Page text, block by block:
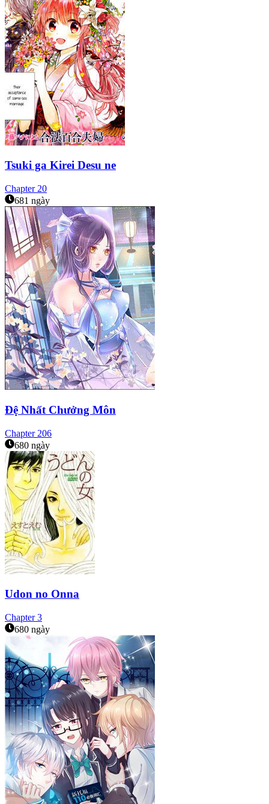
Tsuki ga Kirei Desu ne
Chapter 20
681 ngày
Đệ Nhất Chưởng Môn
Chapter 206
680 ngày
Udon no Onna
Chapter3
680 ngày